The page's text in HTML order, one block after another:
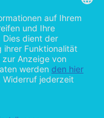
Media GmbH powered